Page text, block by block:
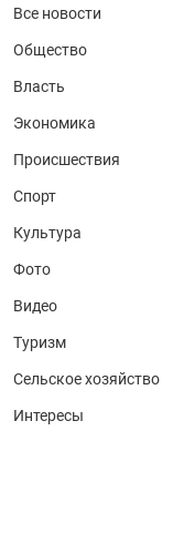
Все новости
Общество
Власть
Экономика
Происшествия
Спорт
Культура
Фото
Видео
Туризм
Сельское хозяйство
Интересы